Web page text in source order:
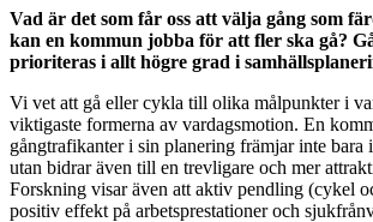
Vad är det som får oss att välja gång som
kan en kommun jobba för att fler ska gå?
prioriteras i allt högre grad i
Vi vet att gå eller cykla till olika målpunkter i
viktigaste formerna av vardagsmotion. En
gångtrafikanter i sin planering främjar inte bara
utan bidrar även till en trevligare och mer
Forskning visar även att aktiv pendling (cykel
positiv effekt på arbetsprestationer och